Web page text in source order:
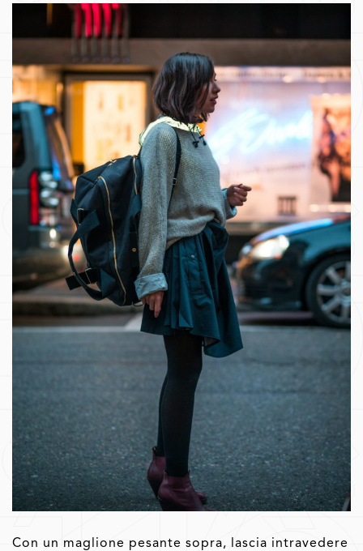
Con un maglione pesante sopra, lascia intravedere